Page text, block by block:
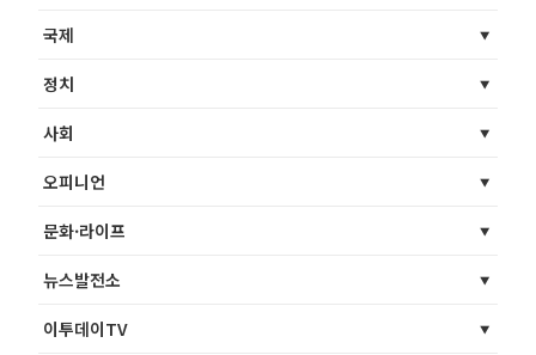
국제
정치
사회
오피니언
문화·라이프
뉴스발전소
이투데이TV